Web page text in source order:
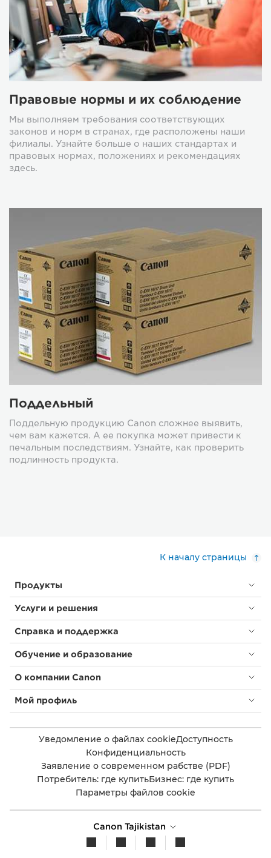
Правовые нормы и их соблюдение
Мы выполняем требования соответствующих
законов и норм в странах, где расположены наши
филиалы. Узнайте больше о наших стандартах и
правовых нормах, положениях и рекомендациях
здесь.
Поддельный
Поддельную продукцию Canon сложнее выявить,
чем вам кажется. А ее покупка может привести к
печальным последствиям. Узнайте, как проверить
подлинность продукта.
К началу страницы
Продукты
Услуги и решения
Справка и поддержка
Обучение и образование
О компании Canon
Мой профиль
Уведомление о файлах cookieДоступность
Конфиденциальность
Заявление о современном рабстве (PDF)
Потребитель: где купитьБизнес: где купить
Параметры файлов cookie
Canon Tajikistan